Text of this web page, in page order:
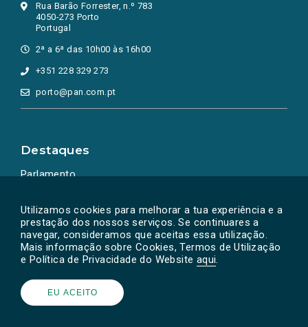
Utilizamos cookies para melhorar a tua experiência e a
prestação dos nossos serviços. Se continuares a
navegar, consideramos que aceitas essa utilização.
Mais informação sobre Cookies, Termos de Utilização
e Política de Privacidade do Website aqui.
EU ACEITO
Rua Barão Forrester, n.º 783
4050-273 Porto
Portugal
2ª a 6ª das 10h00 às 16h00
+351 228 329 273
porto@pan.com.pt
Destaques
Parlamento
Powered by © PAN 2026